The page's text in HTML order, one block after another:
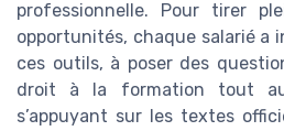
professionnelle. Pour tirer
opportunités, chaque salarié a
ces outils, à poser des
droit à la formation tout
s’appuyant sur les textes